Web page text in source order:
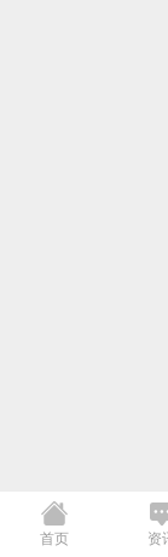
首页 资